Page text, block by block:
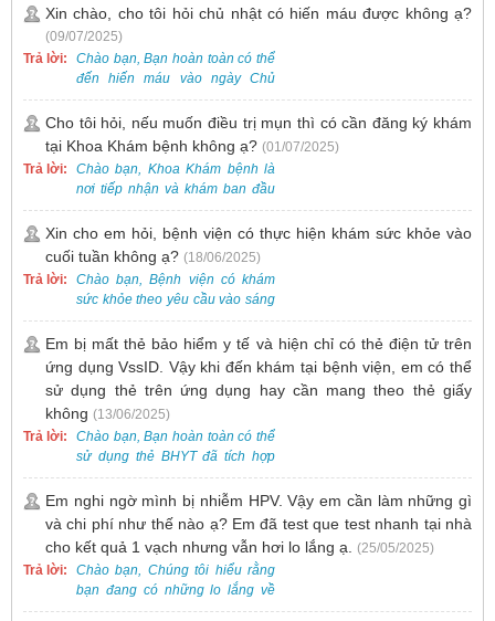
Tại Bệnh viện, chúng tôi đã tiếp
nhận và hỗ trợ nhiều thai phụ có
nhu cầu tương tự.
Xin chào, cho tôi hỏi chủ nhật có hiến máu được không ạ?
(09/07/2025)
Trả lời:
Chào bạn, Bạn hoàn toàn có thể
đến hiến máu vào ngày Chủ
Nhật.
Cho tôi hỏi, nếu muốn điều trị mụn thì có cần đăng ký khám
tại Khoa Khám bệnh không ạ? (01/07/2025)
Trả lời:
Chào bạn, Khoa Khám bệnh là
nơi tiếp nhận và khám ban đầu
cho tất cả các trường hợp, bao
gồm cả điều trị mụn. Vì vậy, bạn
cần đăng ký khám tại Khoa
Khám bệnh trước.
Xin cho em hỏi, bệnh viện có thực hiện khám sức khỏe vào
cuối tuần không ạ? (18/06/2025)
Trả lời:
Chào bạn, Bệnh viện có khám
sức khỏe theo yêu cầu vào sáng
thứ Bảy. Nếu bạn có nhu cầu, vui
lòng đặt lịch trước để được sắp
xếp thời gian phù hợp.
Em bị mất thẻ bảo hiểm y tế và hiện chỉ có thẻ điện tử trên
ứng dụng VssID. Vậy khi đến khám tại bệnh viện, em có thể
sử dụng thẻ trên ứng dụng hay cần mang theo thẻ giấy
không (13/06/2025)
Trả lời:
Chào bạn, Bạn hoàn toàn có thể
sử dụng thẻ BHYT đã tích hợp
trên ứng dụng VssID khi đến
khám và không cần mang theo
thẻ giấy.
Em nghi ngờ mình bị nhiễm HPV. Vậy em cần làm những gì
và chi phí như thế nào ạ? Em đã test que test nhanh tại nhà
cho kết quả 1 vạch nhưng vẫn hơi lo lắng ạ. (25/05/2025)
Trả lời:
Chào bạn, Chúng tôi hiểu rằng
bạn đang có những lo lắng về
nguy cơ nhiễm HPV. Tại Bệnh